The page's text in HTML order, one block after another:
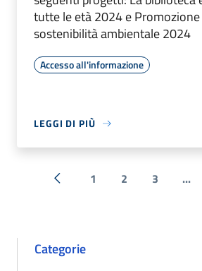
tutte le età 2024 e
sostenibilità ambientale 2024
Accesso all'informazione
LEGGI DI PIÙ
« Precedente
1 2 3 ...
Categorie